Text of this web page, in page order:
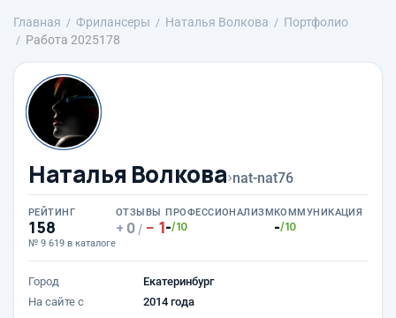
Главная Фрилансеры Наталья Волкова
Портфолио
Работа 2025178
Наталья Волкова›nat-nat76
РЕЙТИНГ
158
№ 9 619 в каталоге
ОТЗЫВЫ
0 / 1
ПРОФЕССИОНАЛИЗМ
-/10
КОММУНИКАЦИЯ
-/10
Город
Екатеринбург
На сайте с
2014 года